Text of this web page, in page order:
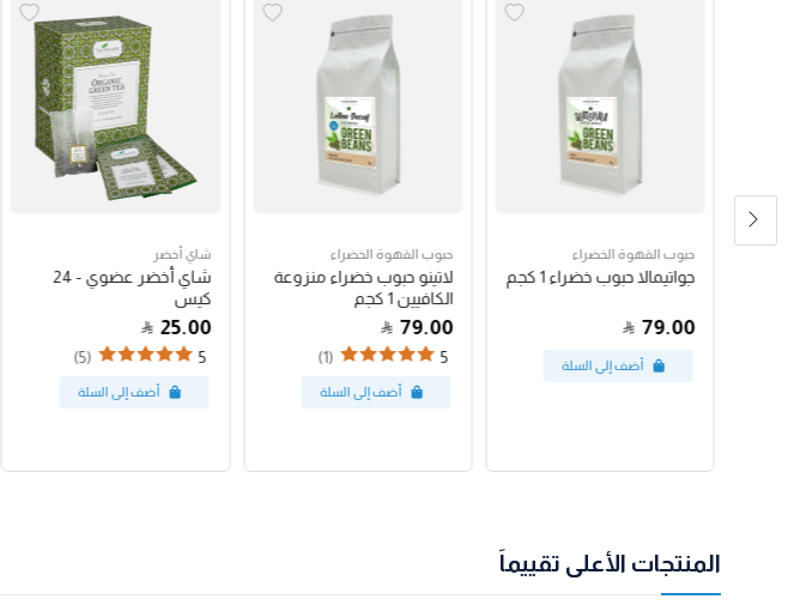
حبوب القهوة الخضراء
جواتيمالا حبوب خضراء 1 كجم
79.00
حبوب القهوة الخضراء
لاتينو حبوب خضراء منزوعة
الكافيين 1 كجم
79.00
5
(1)
شاي أخضر
شاي أخضر عضوي - 24
كيس
25.00
5
(5)
المنتجات الأعلى تقييماً